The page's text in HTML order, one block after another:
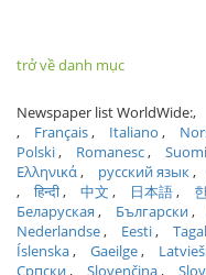
trở về danh mục
Newspaper list WorldWide:
Français
Italiano
Polski
Romanesc Suomi
Ελληνικά
русский язык
हिन्दी
中文 日本語
Беларуская
Български
Nederlandse
Eesti
Íslenska
Gaeilge
Српски
Slovenčina